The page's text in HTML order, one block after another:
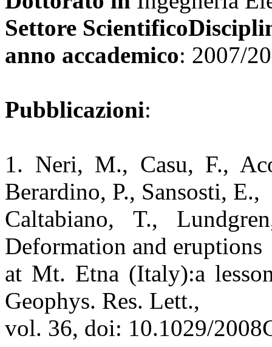
Settore
anno accademico: 2007/
Pubblicazioni:
1. Neri, M., Casu, F.,
Berardino, P., Sansosti, E.,
Caltabiano, T.,
Deformation and eruptions
at Mt. Etna (Italy):a
Geophys. Res. Lett.,
vol. 36, doi: 10.1029/